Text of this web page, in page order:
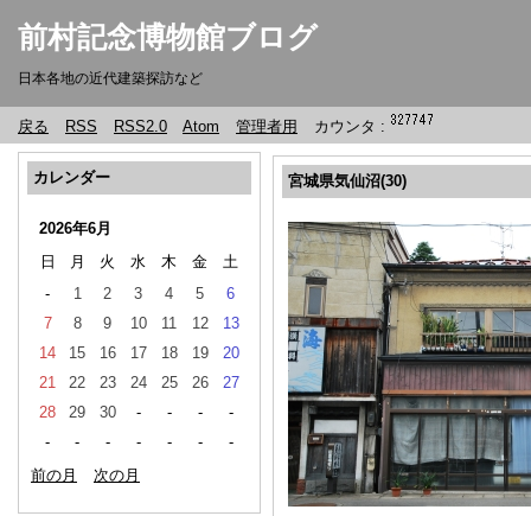
前村記念博物館ブログ
日本各地の近代建築探訪など
戻る RSS RSS2.0 Atom 管理者用 カウンタ :
カレンダー
2026年6月
日
月 火 水 木 金
土
-
1 2 3 4 5
6
7
8 9 10 11 12
13
14
15 16 17 18 19
20
21
22 23 24 25 26
27
28
29 30 - - -
-
-
- - - - -
-
前の月
次の月
宮城県気仙沼(30)